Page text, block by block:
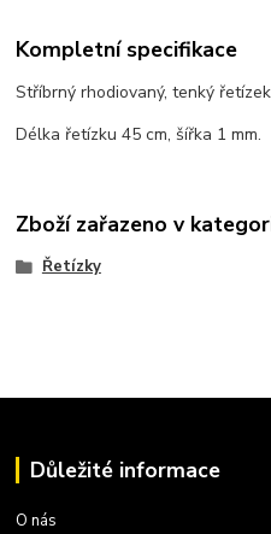
Kompletní specifikace
Stříbrný rhodiovaný, tenký
Délka řetízku 45 cm, šířka 1 mm.
Zboží zařazeno v
Řetízky
Důležité informace
O nás